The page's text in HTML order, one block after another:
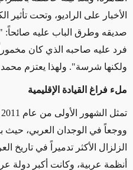
الأخبار على الراديو، وتحت
صديقه وطرق الباب عليه صائحاً:
فرد عليه صاحبه الذي كان
ولكنها شرسة". ولهذا يعتزم محمد
ملء فراغ القيادة الإقليمية
ووجعاً في الوجدان العربي، حيث
الزلزال الأكثر تدميراً في
أنظمة عربية، وكانت أكبر دولة